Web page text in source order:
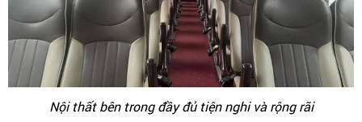
Nội thất bên trong đầy đủ tiện nghi và rộng rãi